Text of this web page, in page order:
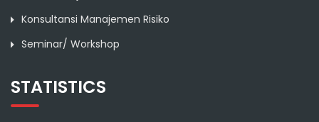
Konsultansi Manajemen Risiko
Seminar/ Workshop
STATISTICS